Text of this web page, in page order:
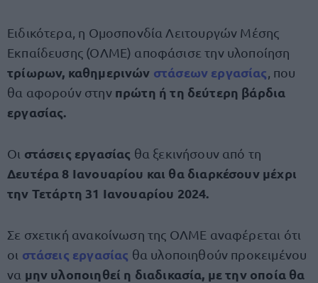
Ειδικότερα, η Ομοσπονδία Λειτουργών Μέσης
Εκπαίδευσης (ΟΛΜΕ) αποφάσισε την υλοποίηση
τρίωρων, καθημερινών στάσεων εργασίας , που
θα αφορούν στην πρώτη ή τη δεύτερη βάρδια
εργασίας.
Οι στάσεις εργασίας θα ξεκινήσουν από τη
Δευτέρα 8 Ιανουαρίου και θα διαρκέσουν μέχρι
την Τετάρτη 31 Ιανουαρίου 2024.
Σε σχετική ανακοίνωση της ΟΛΜΕ αναφέρεται ότι
οι στάσεις εργασίας θα υλοποιηθούν προκειμένου
να μην υλοποιηθεί η διαδικασία, με την οποία θα